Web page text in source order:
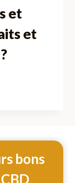
et
et
bons